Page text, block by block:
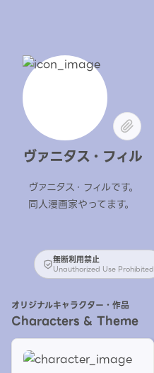
ヴァニタス・フィル
ヴァニタス・フィルです。
同人漫画家やってます。
無断利用禁止
Unauthorized Use Prohibited
オリジナルキャラクター・作品
Characters & Theme